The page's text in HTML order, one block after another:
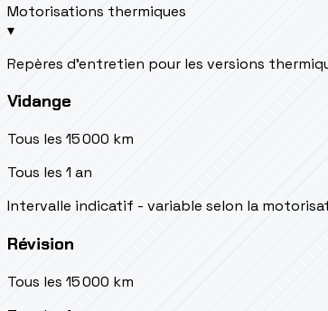
Motorisations thermiques
▾
Repères d’entretien pour les versions
Vidange
Tous les 15 000 km
Tous les 1 an
Intervalle indicatif - variable selon la
Révision
Tous les 15 000 km